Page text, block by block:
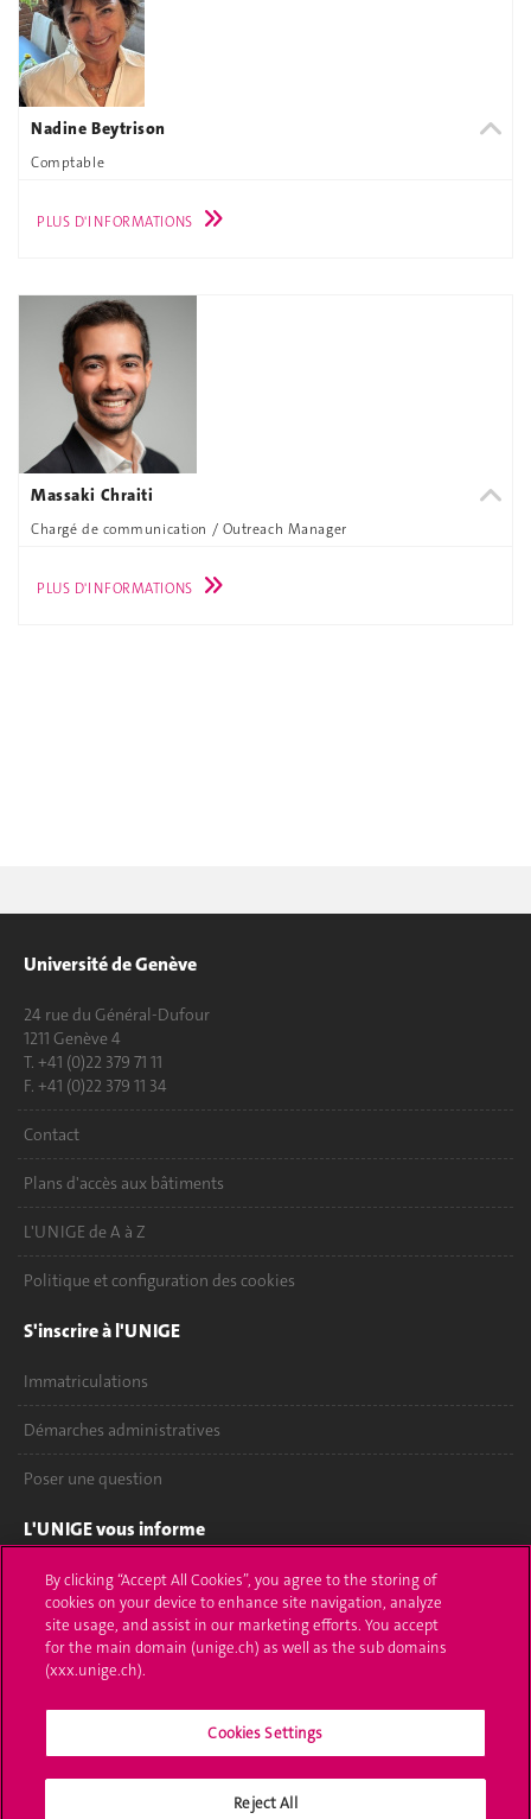
Nadine Beytrison
Comptable
PLUS D'INFORMATIONS
Massaki Chraiti
Chargé de communication / Outreach Manager
PLUS D'INFORMATIONS
Université de Genève
24 rue du Général-Dufour
1211 Genève 4
T. +41 (0)22 379 71 11
F. +41 (0)22 379 11 34
Contact
Plans d'accès aux bâtiments
L'UNIGE de A à Z
Politique et configuration des cookies
S'inscrire à l'UNIGE
Immatriculations
Démarches administratives
Poser une question
L'UNIGE vous informe
UNIGE Mobile
Médias
Offres d'emploi
Calendrier académique
By clicking “Accept All Cookies”, you agree to the storing of
cookies on your device to enhance site navigation, analyze
site usage, and assist in our marketing efforts. You accept
for the main domain (unige.ch) as well as the sub domains
(xxx.unige.ch).
Cookies Settings
Reject All